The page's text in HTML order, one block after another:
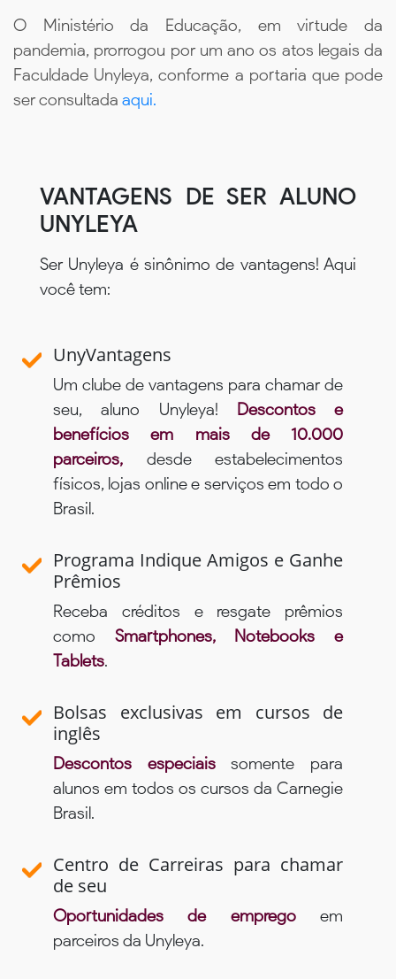
O Ministério da Educação, em virtude da
pandemia, prorrogou por um ano os atos legais da
Faculdade Unyleya, conforme a portaria que pode
ser consultada aqui.
VANTAGENS DE SER ALUNO
UNYLEYA
Ser Unyleya é sinônimo de vantagens! Aqui
você tem:
UnyVantagens
Um clube de vantagens para chamar de
seu, aluno Unyleya! Descontos e
benefícios em mais de 10.000
parceiros, desde estabelecimentos
físicos, lojas online e serviços em todo o
Brasil.
Programa Indique Amigos e Ganhe
Prêmios
Receba créditos e resgate prêmios
como Smartphones, Notebooks e
Tablets.
Bolsas exclusivas em cursos de
inglês
Descontos especiaissomente para
alunos em todos os cursos da Carnegie
Brasil.
Centro de Carreiras para chamar
de seu
Oportunidades de empregoem
parceiros da Unyleya.